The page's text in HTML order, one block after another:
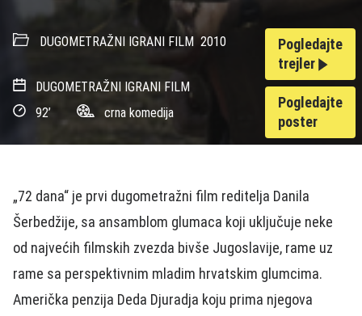
DUGOMETRAŽNI IGRANI FILM 2010
DUGOMETRAŽNI IGRANI FILM
92’
crna komedija
Pogledajte
trejler
Pogledajte
poster
„72 dana“ je prvi dugometražni film reditelja Danila
Šerbedžije, sa ansamblom glumaca koji uključuje neke
od najvećih filmskih zvezda bivše Jugoslavije, rame uz
rame sa perspektivnim mladim hrvatskim glumcima.
Američka penzija Deda Djuradja koju prima njegova